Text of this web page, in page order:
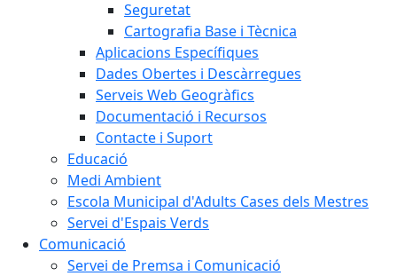
Seguretat
Cartografia Base i Tècnica
Aplicacions Específiques
Dades Obertes i Descàrregues
Serveis Web Geogràfics
Documentació i Recursos
Contacte i Suport
Educació
Medi Ambient
Escola Municipal d'Adults Cases dels Mestres
Servei d'Espais Verds
Comunicació
Servei de Premsa i Comunicació